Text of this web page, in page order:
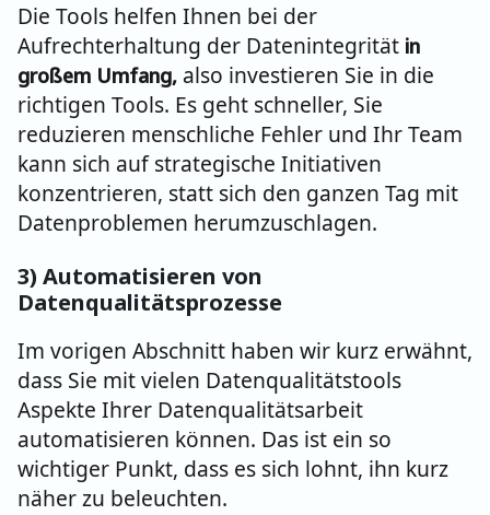
Die Tools helfen Ihnen bei der
Aufrechterhaltung der Datenintegrität in
großem Umfang, also investieren Sie in die
richtigen Tools. Es geht schneller, Sie
reduzieren menschliche Fehler und Ihr Team
kann sich auf strategische Initiativen
konzentrieren, statt sich den ganzen Tag mit
Datenproblemen herumzuschlagen.
3) Automatisieren von
Datenqualitätsprozesse
Im vorigen Abschnitt haben wir kurz erwähnt,
dass Sie mit vielen Datenqualitätstools
Aspekte Ihrer Datenqualitätsarbeit
automatisieren können. Das ist ein so
wichtiger Punkt, dass es sich lohnt, ihn kurz
näher zu beleuchten.